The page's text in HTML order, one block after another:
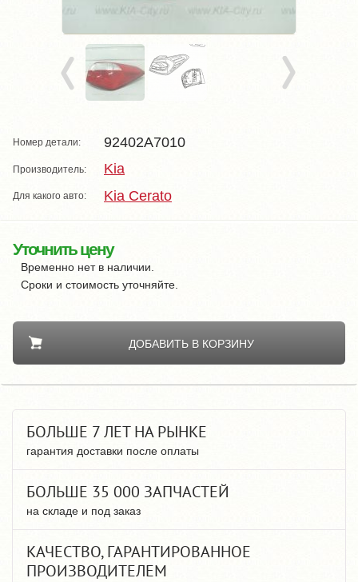
Номер детали: 92402A7010
Производитель: Kia
Для какого авто: Kia Cerato
Уточнить цену
Временно нет в наличии.
Сроки и стоимость уточняйте.
ДОБАВИТЬ В КОРЗИНУ
БОЛЬШЕ 7 ЛЕТ НА РЫНКЕ
гарантия доставки после оплаты
БОЛЬШЕ 35 000 ЗАПЧАСТЕЙ
на складе и под заказ
КАЧЕСТВО, ГАРАНТИРОВАННОЕ
ПРОИЗВОДИТЕЛЕМ